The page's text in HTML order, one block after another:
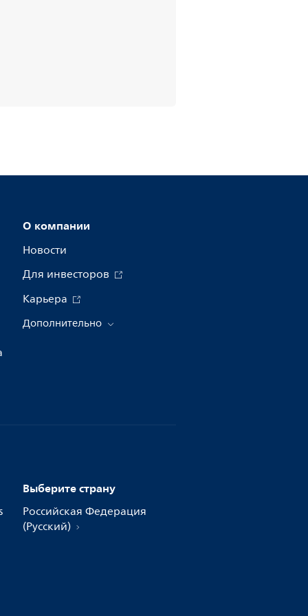
О компании
Новости
Для инвесторов
Карьера
Дополнительно
Выберите страну
Российская Федерация
(Русский)